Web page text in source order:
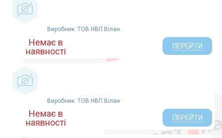
Виробник: ТОВ НВП Вілан
Немає в
наявності
ПЕРЕЙТИ
Виробник: ТОВ НВП Вілан
Немає в
наявності
ПЕРЕЙТИ